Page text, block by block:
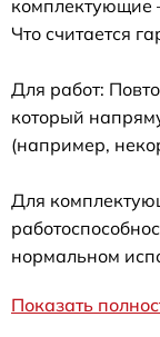
комплектующие
Что считается
Для работ:
который
(например,
Для
нормальном
Показать